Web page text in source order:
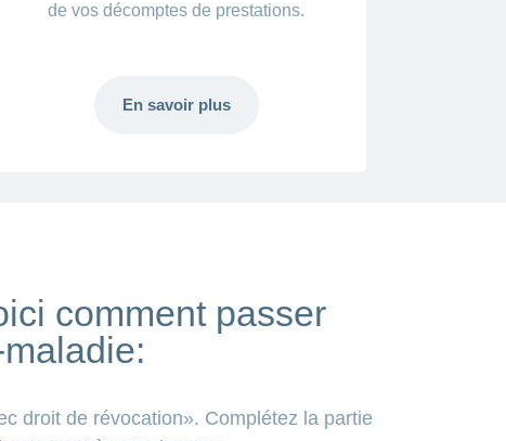
de vos décomptes de prestations.
En savoir plus
comment passer
droit de révocation». Complétez la partie